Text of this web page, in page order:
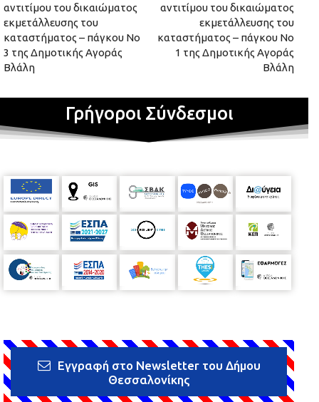
αντιτίμου του δικαιώματος
εκμετάλλευσης του
καταστήματος – πάγκου Νο
3 της Δημοτικής Αγοράς
Βλάλη
αντιτίμου του δικαιώματος
εκμετάλλευσης του
καταστήματος – πάγκου Νο
1 της Δημοτικής Αγοράς
Βλάλη
Γρήγοροι Σύνδεσμοι
Εγγραφή στο Newsletter του Δήμου
Θεσσαλονίκης